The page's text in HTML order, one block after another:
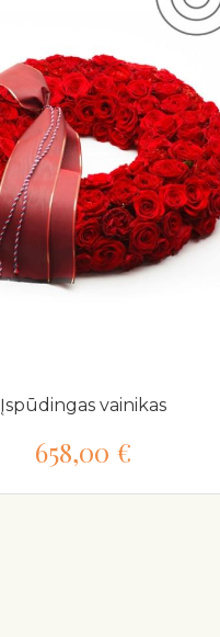
Įspūdingas vainikas
658,00 €